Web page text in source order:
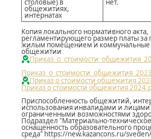
столовые) в
общежитиях,
интернатах
нет.
Копия локального нормативного акта,
регламентирующего размер платы за
жилым помещением и коммунальные
общежитии
Приказ о стоимости общежития
Приказ о стоимости общежития
Приспособленность общежитий,
использования инвалидами и лицами
ограниченными возможностями
Подраздел "Материально-
оснащенность образовательного
среда" https://new.kazancons.ru/